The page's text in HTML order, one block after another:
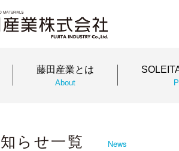
藤田産業とは
About
らせ一覧 News